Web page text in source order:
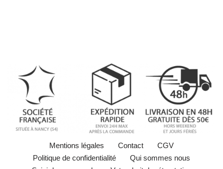
Mentions légales Contact
CGV
Politique de confidentialité
Qui sommes nous